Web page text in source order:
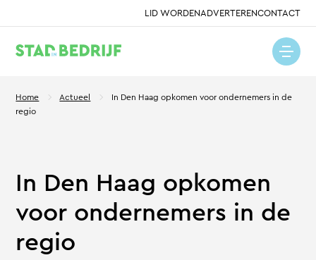
LID WORDENADVERTERENCONTACT
Home Actueel
In Den Haag opkomen voor ondernemers in de
regio
In Den Haag opkomen
voor ondernemers in de
regio